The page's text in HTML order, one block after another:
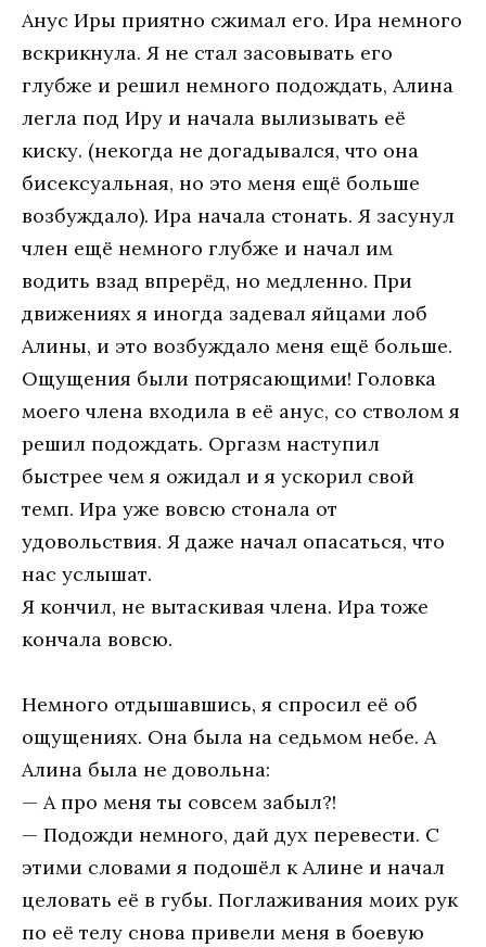
Анус Иры приятно сжимал его. Ира немного
вскрикнула. Я не стал засовывать его
глубже и решил немного подождать, Алина
легла под Иру и начала вылизывать её
киску. (некогда не догадывался, что она
бисексуальная, но это меня ещё больше
возбуждало). Ира начала стонать. Я засунул
член ещё немного глубже и начал им
водить взад впрерёд, но медленно. При
движениях я иногда задевал яйцами лоб
Алины, и это возбуждало меня ещё больше.
Ощущения были потрясающими! Головка
моего члена входила в её анус, со стволом я
решил подождать. Оргазм наступил
быстрее чем я ожидал и я ускорил свой
темп. Ира уже вовсю стонала от
удовольствия. Я даже начал опасаться, что
нас услышат.
Я кончил, не вытаскивая члена. Ира тоже
кончала вовсю.
Немного отдышавшись, я спросил её об
ощущениях. Она была на седьмом небе. А
Алина была не довольна:
— А про меня ты совсем забыл?!
— Подожди немного, дай дух перевести. С
этими словами я подошёл к Алине и начал
целовать её в губы. Поглаживания моих рук
по её телу снова привели меня в боевую